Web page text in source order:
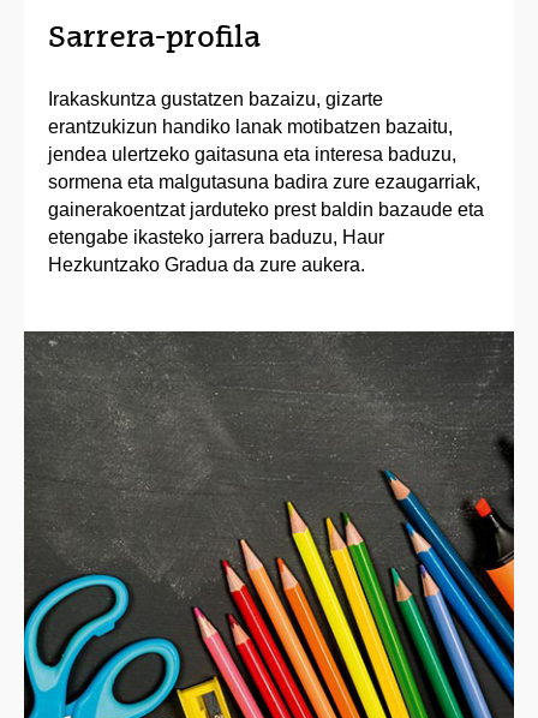
Sarrera-profila
Irakaskuntza gustatzen bazaizu, gizarte
erantzukizun handiko lanak motibatzen bazaitu,
jendea ulertzeko gaitasuna eta interesa baduzu,
sormena eta malgutasuna badira zure ezaugarriak,
gainerakoentzat jarduteko prest baldin bazaude eta
etengabe ikasteko jarrera baduzu, Haur
Hezkuntzako Gradua da zure aukera.